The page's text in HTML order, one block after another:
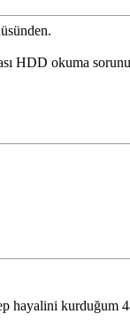
HDD okuma
hayalini kurduğum